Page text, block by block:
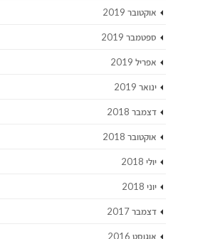
אוקטובר 2019
ספטמבר 2019
אפריל 2019
ינואר 2019
דצמבר 2018
אוקטובר 2018
יולי 2018
יוני 2018
דצמבר 2017
אוגוסט 2016